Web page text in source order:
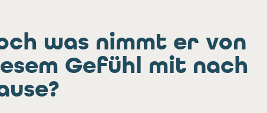
was nimmt er von
Gefühl mit nach